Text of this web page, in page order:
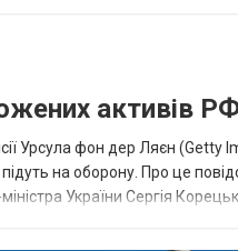
активів РФ
Урсула фон дер Ляєн
на оборону. Про це
України Сергія